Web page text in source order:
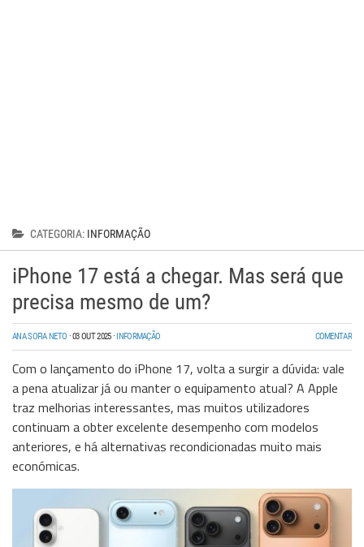
CATEGORIA: INFORMAÇÃO
iPhone 17 está a chegar. Mas será que
precisa mesmo de um?
ANA SOFIA NETO ·03 OUT 2025· INFORMAÇÃO COMENTAR
Com o lançamento do iPhone 17, volta a surgir a dúvida: vale
a pena atualizar já ou manter o equipamento atual? A Apple
traz melhorias interessantes, mas muitos utilizadores
continuam a obter excelente desempenho com modelos
anteriores, e há alternativas recondicionadas muito mais
económicas.